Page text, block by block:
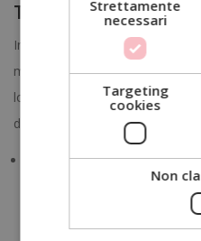
Trasporti
In ogni processo della
monitoraggio dei Kpi che
logistico della circolazione
di questa catena. Alcuni dei kpi
Costo del trasporto in
rapporto tra i costi totali
consentendo di verificare
costo totale del trasporto /
Strettamente
necessari
Targeting
cookies
Non